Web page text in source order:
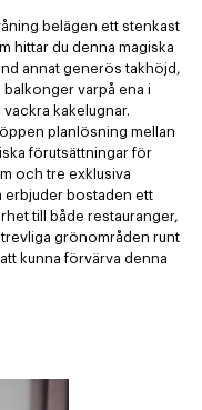
belägen ett stenkast
hittar du denna magiska
annat generös takhöjd,
varpå ena i
kakelugnar.
planlösning mellan
förutsättningar för
och tre exklusiva
erbjuder bostaden ett
till både restauranger,
grönområden runt
kunna förvärva denna